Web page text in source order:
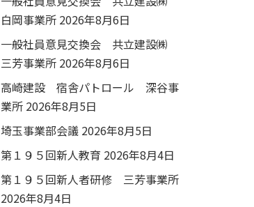
白岡事業所 2026年8月6日
一般社員意見交換会 共立建設㈱
三芳事業所 2026年8月6日
高崎建設 宿舎パトロール 深谷事
業所 2026年8月5日
埼玉事業部会議 2026年8月5日
第１９５回新人教育 2026年8月4日
第１９５回新人者研修 三芳事業所
2026年8月4日